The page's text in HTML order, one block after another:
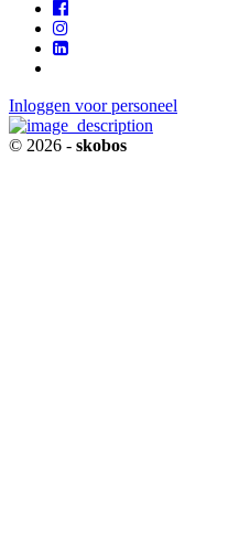
Inloggen voor personeel
© 2026 - skobos